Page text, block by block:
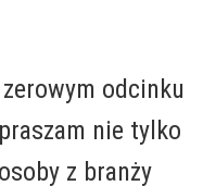
odcinku
nie tylko
z branży